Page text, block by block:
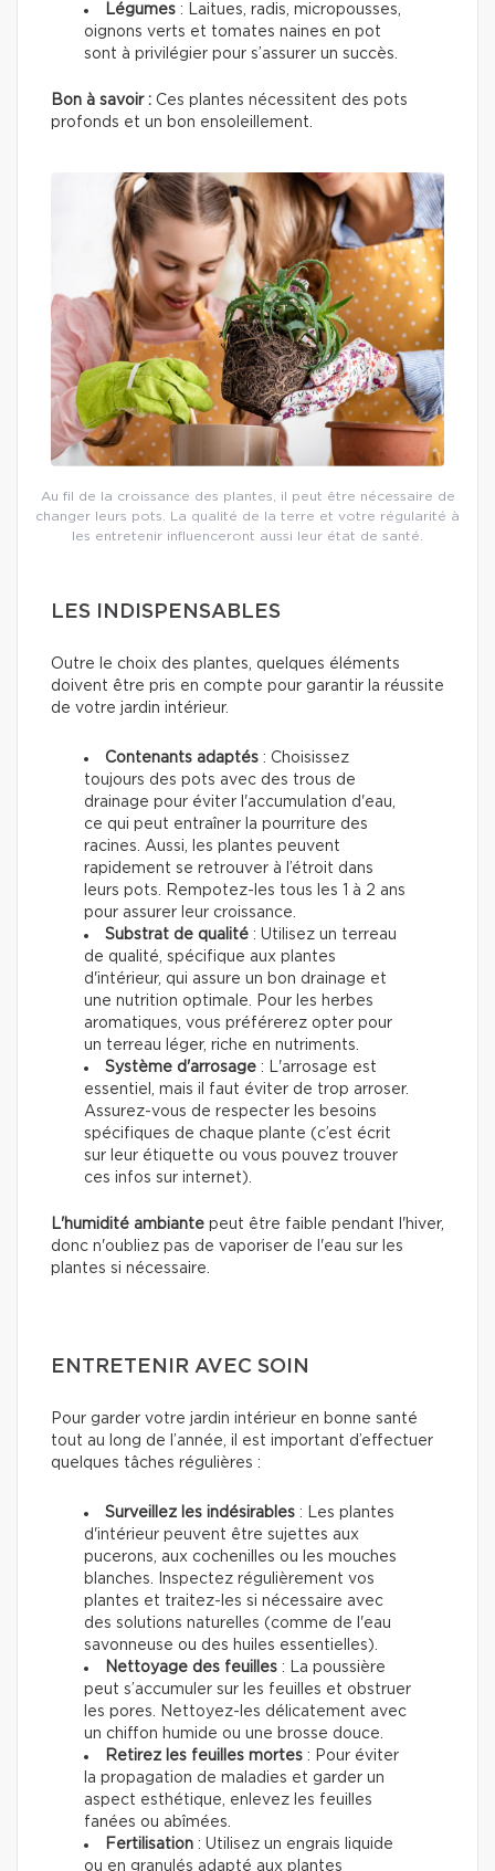
Légumes : Laitues, radis, micropousses,
oignons verts et tomates naines en pot
sont à privilégier pour s’assurer un succès.
Bon à savoir : Ces plantes nécessitent des pots
profonds et un bon ensoleillement.
Au fil de la croissance des plantes, il peut être nécessaire de
changer leurs pots. La qualité de la terre et votre régularité à
les entretenir influenceront aussi leur état de santé.
LES INDISPENSABLES
Outre le choix des plantes, quelques éléments
doivent être pris en compte pour garantir la réussite
de votre jardin intérieur.
Contenants adaptés : Choisissez
toujours des pots avec des trous de
drainage pour éviter l'accumulation d'eau,
ce qui peut entraîner la pourriture des
racines. Aussi, les plantes peuvent
rapidement se retrouver à l’étroit dans
leurs pots. Rempotez-les tous les 1 à 2 ans
pour assurer leur croissance.
Substrat de qualité : Utilisez un terreau
de qualité, spécifique aux plantes
d'intérieur, qui assure un bon drainage et
une nutrition optimale. Pour les herbes
aromatiques, vous préférerez opter pour
un terreau léger, riche en nutriments.
Système d'arrosage : L'arrosage est
essentiel, mais il faut éviter de trop arroser.
Assurez-vous de respecter les besoins
spécifiques de chaque plante (c’est écrit
sur leur étiquette ou vous pouvez trouver
ces infos sur internet).
L'humidité ambiante peut être faible pendant l'hiver,
donc n'oubliez pas de vaporiser de l'eau sur les
plantes si nécessaire.
ENTRETENIR AVEC SOIN
Pour garder votre jardin intérieur en bonne santé
tout au long de l’année, il est important d’effectuer
quelques tâches régulières :
Surveillez les indésirables : Les plantes
d'intérieur peuvent être sujettes aux
pucerons, aux cochenilles ou les mouches
blanches. Inspectez régulièrement vos
plantes et traitez-les si nécessaire avec
des solutions naturelles (comme de l'eau
savonneuse ou des huiles essentielles).
Nettoyage des feuilles : La poussière
peut s’accumuler sur les feuilles et obstruer
les pores. Nettoyez-les délicatement avec
un chiffon humide ou une brosse douce.
Retirez les feuilles mortes : Pour éviter
la propagation de maladies et garder un
aspect esthétique, enlevez les feuilles
fanées ou abîmées.
Fertilisation : Utilisez un engrais liquide
ou en granulés adapté aux plantes